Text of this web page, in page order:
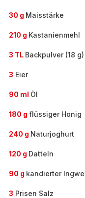
30 g Maisstärke
210 g Kastanienmehl
3 TL Backpulver (18 g)
3 Eier
90 ml Öl
180 g flüssiger Honig
240 g Naturjoghurt
120 g Datteln
90 g kandierter
3 Prisen Salz